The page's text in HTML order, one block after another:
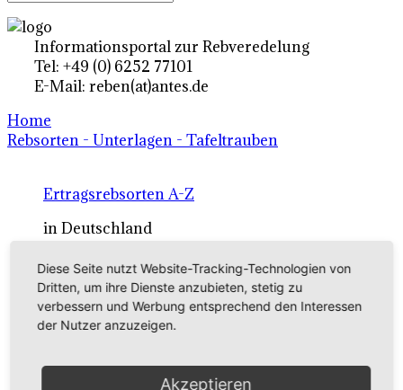
Informationsportal zur Rebveredelung
Tel: +49 (0) 6252 77101
E-Mail: reben(at)antes.de
Home
Rebsorten - Unterlagen - Tafeltrauben
Ertragsrebsorten A-Z
in Deutschland
Rebsorten international
externe Links
Tafeltraubensorten
Diese Seite nutzt Website-Tracking-Technologien von
Dritten, um ihre Dienste anzubieten, stetig zu
verbessern und Werbung entsprechend den Interessen
der Nutzer anzuzeigen.
Akzeptieren